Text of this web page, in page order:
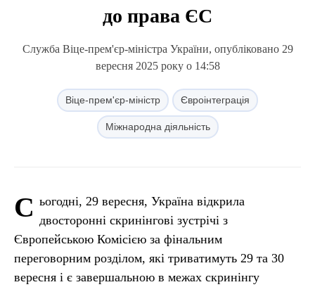
до права ЄС
Служба Віце-прем'єр-міністра України, опубліковано 29
вересня 2025 року о 14:58
Віце-прем'єр-міністр Євроінтеграція
Міжнародна діяльність
С ьогодні, 29 вересня, Україна відкрила
двосторонні скринінгові зустрічі з
Європейською Комісією за фінальним
переговорним розділом, які триватимуть 29 та 30
вересня і є завершальною в межах скринінгу